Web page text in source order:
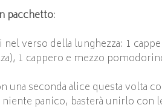
pacchetto:
verso della lunghezza: 1
1 cappero e mezzo
una seconda alice questa volta
panico, basterà unirlo con